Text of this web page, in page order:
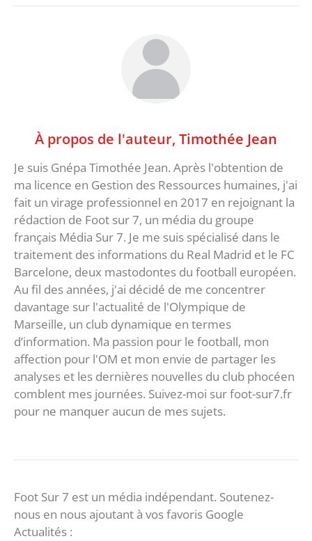
À propos de l'auteur, Timothée Jean
Je suis Gnépa Timothée Jean. Après l'obtention de
ma licence en Gestion des Ressources humaines, j'ai
fait un virage professionnel en 2017 en rejoignant la
rédaction de Foot sur 7, un média du groupe
français Média Sur 7. Je me suis spécialisé dans le
traitement des informations du Real Madrid et le FC
Barcelone, deux mastodontes du football européen.
Au fil des années, j'ai décidé de me concentrer
davantage sur l'actualité de l'Olympique de
Marseille, un club dynamique en termes
d’information. Ma passion pour le football, mon
affection pour l'OM et mon envie de partager les
analyses et les dernières nouvelles du club phocéen
comblent mes journées. Suivez-moi sur foot-sur7.fr
pour ne manquer aucun de mes sujets.
Foot Sur 7 est un média indépendant. Soutenez-
nous en nous ajoutant à vos favoris Google
Actualités :